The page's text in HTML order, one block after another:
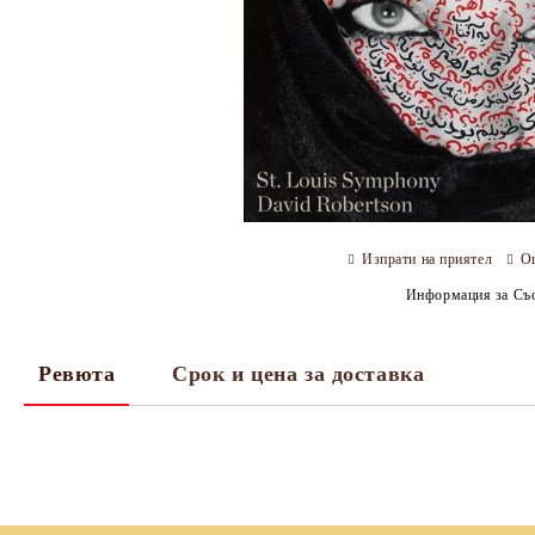
Изпрати на приятел
Информация за
Ревюта Срок и цена за доставка